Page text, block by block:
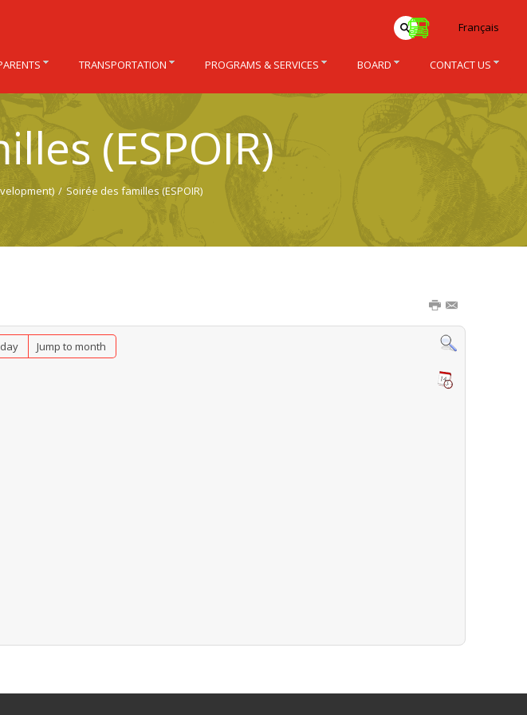
(ESPOIR)
/ Soirée des familles (ESPOIR)
Jump to month
Français
TRANSPORTATION PROGRAMS & SERVICES BOARD CONTACT US